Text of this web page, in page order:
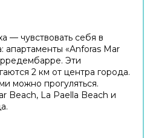
— чувствовать себя в
апартаменты «Anforas Mar
Эти
2 км от центра города.
можно прогуляться.
Beach, La Paella Beach и